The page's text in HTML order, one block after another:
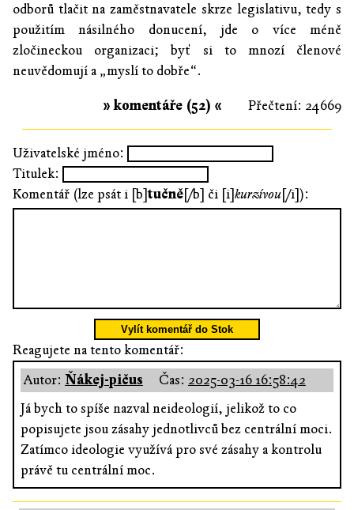
odborů tlačit na zaměstnavatele skrze legislativu, tedy s
použitím násilného donucení, jde o více méně
zločineckou organizaci; byť si to mnozí členové
neuvědomují a „myslí to dobře“.
Přečtení: 24669
» komentáře (52) «
Uživatelské jméno:
Titulek:
Komentář (lze psát i [b]tučně[/b] či [i]kurzívou[/i]):
Vylít komentář do Stok
Reagujete na tento komentář:
Autor: Ňákej-pičus Čas: 2025-03-16 16:58:42
Já bych to spíše nazval neideologií, jelikož to co
popisujete jsou zásahy jednotlivců bez centrální moci.
Zatímco ideologie využívá pro své zásahy a kontrolu
právě tu centrální moc.